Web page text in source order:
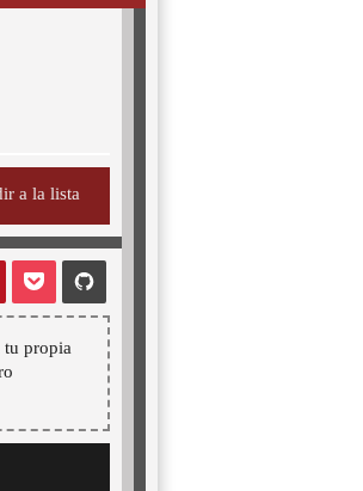
a la lista
tu propia